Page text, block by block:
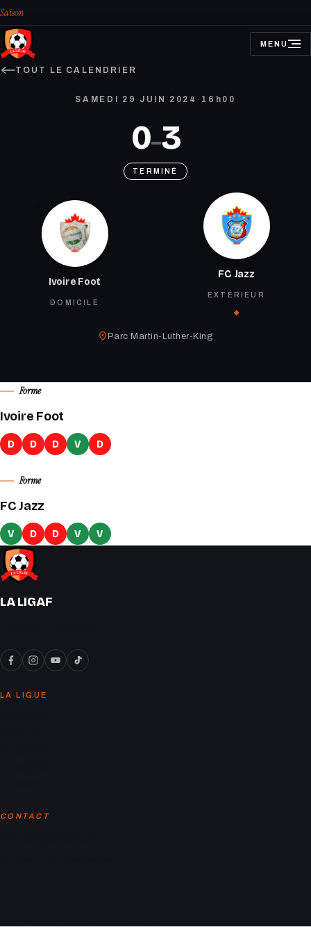
Saison
MENU
OUVRIR
LE
TOUT LE CALENDRIER
SAMEDI 29 JUIN 2024 · 16h00
Ivoire Foot
DOMICILE
0–3
TERMINÉ
FC Jazz
EXTÉRIEUR
Parc Martin-Luther-King
Forme
Ivoire Foot
D D D V D
Forme
FC Jazz
V D D V V
LA LIGAF
LA LIGUE
CONTACT